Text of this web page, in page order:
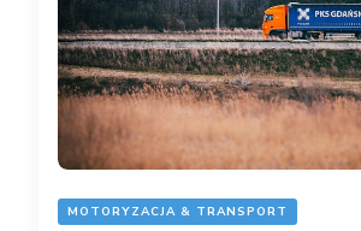
MOTORYZACJA & TRANSPORT